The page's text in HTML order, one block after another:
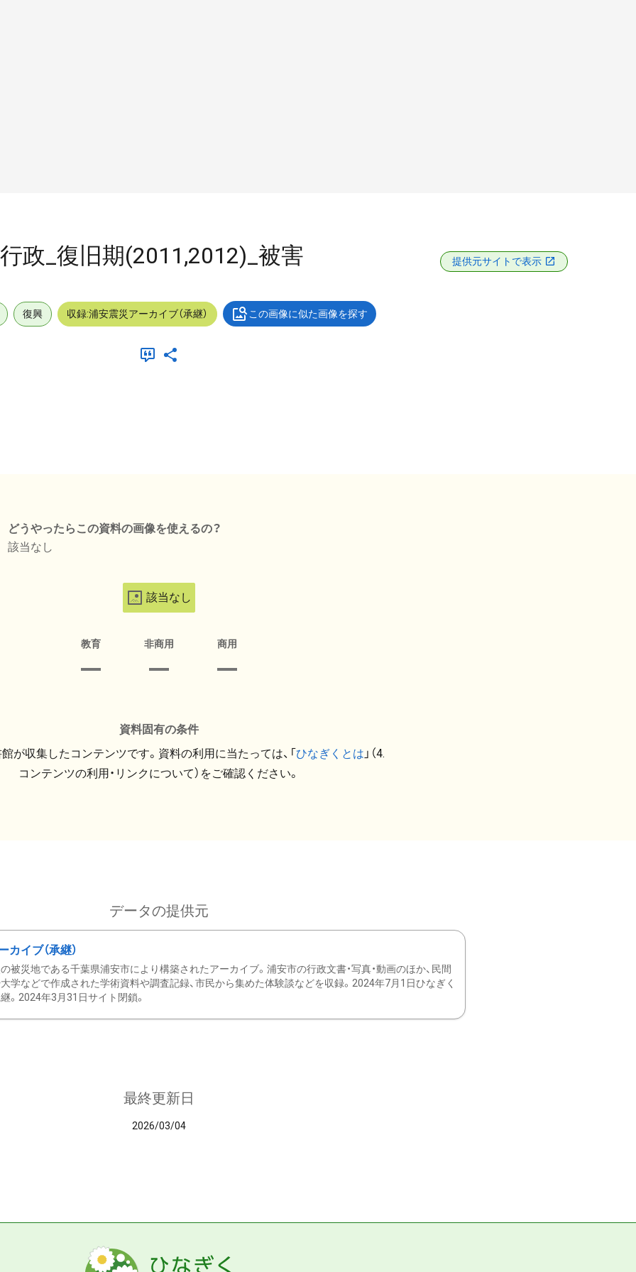
政_復旧期(2011,2012)_被害 提供元サイトで表示
復興 収録:浦安震災アーカイブ（承継） この画像に似た画像を探す
どうやったらこの資料の画像を使えるの？
該当なし
該当なし
教育 非商用 商用
資料固有の条件
が収集したコンテンツです。資料の利用に当たっては、「ひなぎくとは 」（4.
コンテンツの利用・リンクについて）をご確認ください。
データの提供元
イブ（承継）
被災地である千葉県浦安市により構築されたアーカイブ。浦安市の行政文書・写真・動画のほか、民間
学などで作成された学術資料や調査記録、市民から集めた体験談などを収録。2024年7月1日ひなぎく
。2024年3月31日サイト閉鎖。
最終更新日
2026/03/04